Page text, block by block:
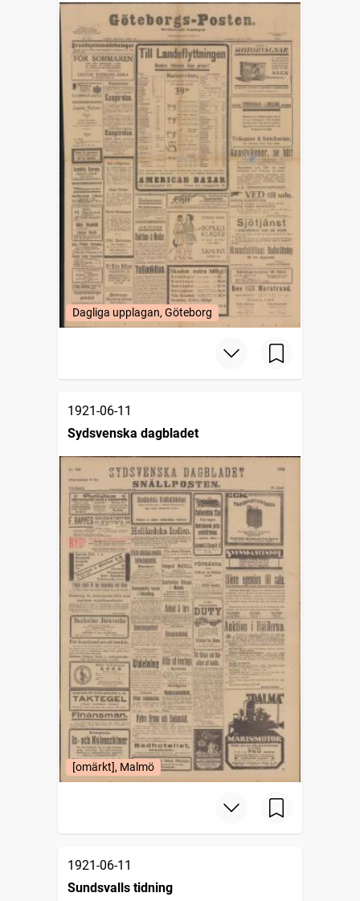
Dagliga upplagan, Göteborg
1921-06-11
Sydsvenska dagbladet
[omärkt], Malmö
1921-06-11
Sundsvalls tidning